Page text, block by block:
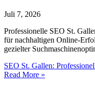
Juli 7, 2026
Professionelle SEO St.
für nachhaltigen Online-
gezielter
SEO St. Gallen:
Read More »